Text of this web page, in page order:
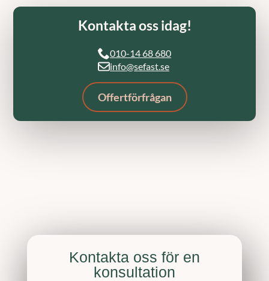
Kontakta oss idag!
010-14 68 680
info@sefast.se
Offertförfrågan
Kontakta oss för en
konsultation